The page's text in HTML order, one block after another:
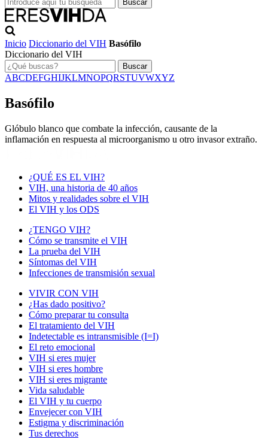
Inicio Diccionario del VIH Basófilo
Diccionario del VIH
Buscar
ABCDEFGHIJKLMNOPQRSTUVWXYZ
Basófilo
Glóbulo blanco que combate la infección, causante de la
inflamación en respuesta al microorganismo u otro invasor extraño.
¿QUÉ ES EL VIH?
VIH, una historia de 40 años
Mitos y realidades sobre el VIH
El VIH y los ODS
¿TENGO VIH?
Cómo se transmite el VIH
La prueba del VIH
Síntomas del VIH
Infecciones de transmisión sexual
VIVIR CON VIH
¿Has dado positivo?
Cómo preparar tu consulta
El tratamiento del VIH
Indetectable es intransmisible (I=I)
El reto emocional
VIH si eres mujer
VIH si eres hombre
VIH si eres migrante
Vida saludable
El VIH y tu cuerpo
Envejecer con VIH
Estigma y discriminación
Tus derechos